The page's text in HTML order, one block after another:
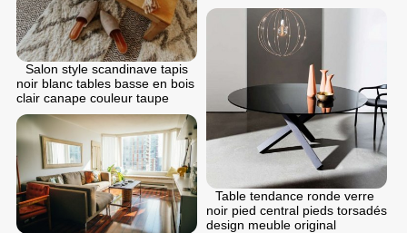
Salon style scandinave tapis
noir blanc tables basse en bois
clair canape couleur taupe
Table tendance ronde verre
noir pied central pieds torsadés
design meuble original